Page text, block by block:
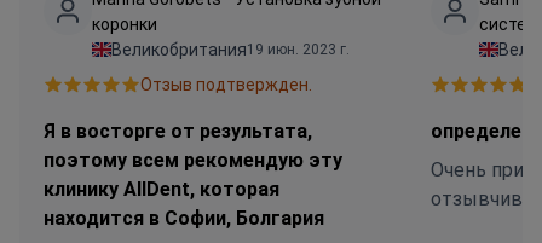
коронки
Великобритания19 июн. 2023 г.
Отзыв подтвержден.
Я в восторге от результата,
поэтому всем рекомендую эту
клинику AllDent, которая
находится в Софии, Болгария
Очень